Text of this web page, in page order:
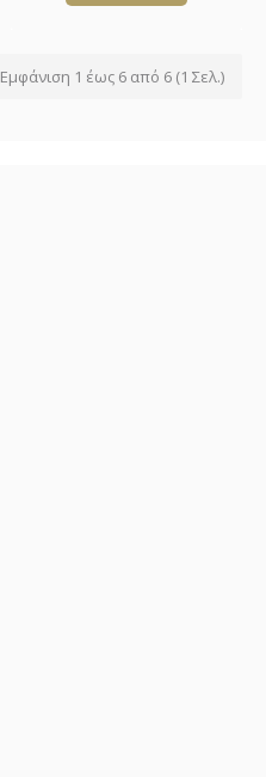
Εμφάνιση 1 έως 6 από 6 (1 Σελ.)